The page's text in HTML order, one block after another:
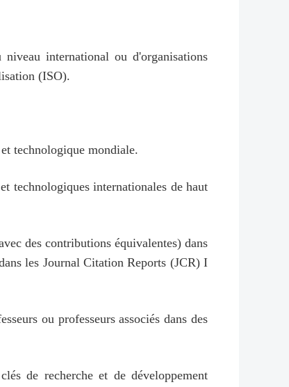
international ou d'organisations
(ISO).
technologique mondiale.
technologiques internationales de haut
des contributions équivalentes) dans
les Journal Citation Reports (JCR) I
ou professeurs associés dans des
de recherche et de développement